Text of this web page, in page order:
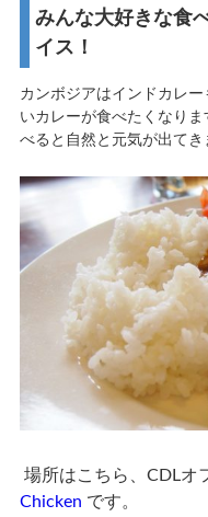
みんな大好きな食
イス！
カンボジアはインドカレ
いカレーが食べたくなり
べると自然と元気が出てき
場所はこちら、CDLオ
Chicken です。